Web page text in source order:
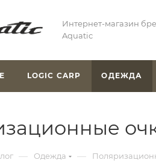
Интернет-магазин
Aquatic
LOGIC CARP ОДЕЖДА
— Одежда —